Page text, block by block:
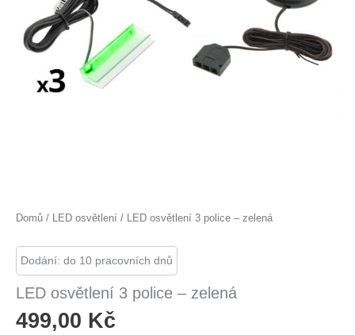
Domů / LED osvětlení / LED osvětlení 3 police – zelená
Dodání: do 10 pracovních dnů
LED osvětlení 3 police – zelená
499,00 Kč